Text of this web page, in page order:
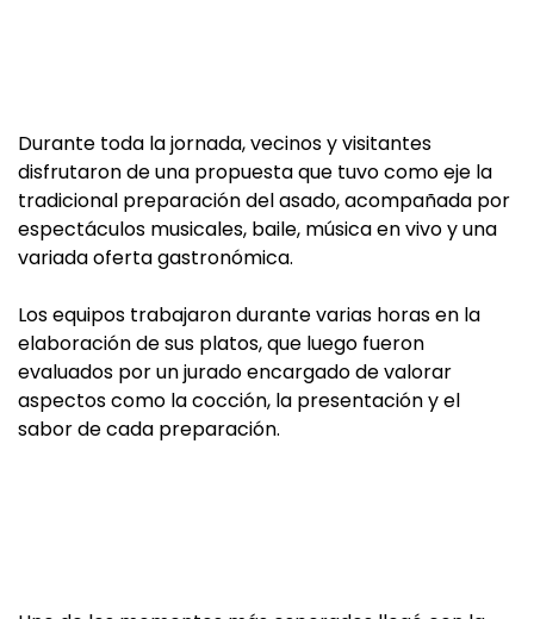
Durante toda la jornada, vecinos y visitantes
disfrutaron de una propuesta que tuvo como eje la
tradicional preparación del asado, acompañada por
espectáculos musicales, baile, música en vivo y una
variada oferta gastronómica.
Los equipos trabajaron durante varias horas en la
elaboración de sus platos, que luego fueron
evaluados por un jurado encargado de valorar
aspectos como la cocción, la presentación y el
sabor de cada preparación.